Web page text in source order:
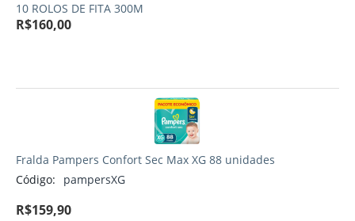
10 ROLOS DE FITA 300M
R$160,00
Fralda Pampers Confort Sec Max XG 88 unidades
Código:
pampersXG
R$159,90